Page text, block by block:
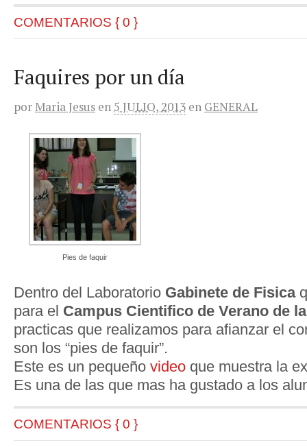
COMENTARIOS { 0 }
Faquires por un día
por Maria Jesus en5 JULIO, 2013 en GENERAL
Pies de faquir
Dentro del Laboratorio Gabinete de Fisica
para el Campus Cientifico de Verano de
practicas que realizamos para afianzar el
son los “pies de faquir”.
Este es un pequeño video que muestra la
Es una de las que mas ha gustado a los
COMENTARIOS { 0 }